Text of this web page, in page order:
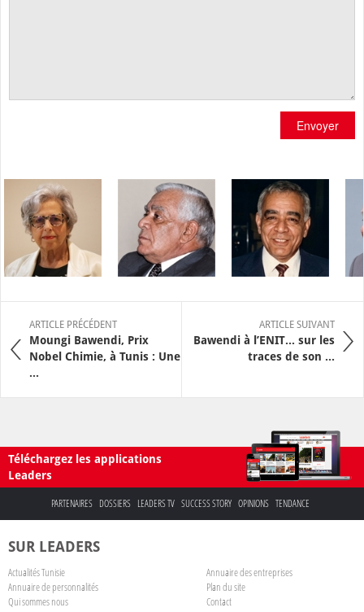
Envoyer
ARTICLE PRÉCÉDENT
Moungi Bawendi, Prix
Nobel Chimie, à Tunis : Une
...
ARTICLE SUIVANT
Bawendi à l’ENIT… sur les
traces de son ...
Téléchargez les applications
Leaders
PARTENAIRES DOSSIERS LEADERS TV SUCCESS STORY OPINIONS TENDANCE
SUR LEADERS
Actualités Tunisie
Annuaire des entreprises
Annuaire de personnalités
Plan du site
Qui sommes nous
Contact